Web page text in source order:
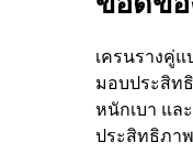
เครนรางคู่
มอบประสิท
หนักเบา แล
ประสิทธิภา